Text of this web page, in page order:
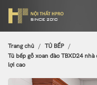
Trang chủ
TỦ BẾP
Tủ bếp gỗ xoan đào TBXD24
lợi cao